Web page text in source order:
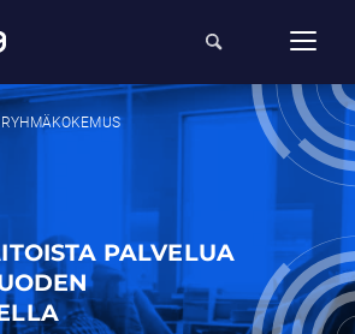
PALVELUA